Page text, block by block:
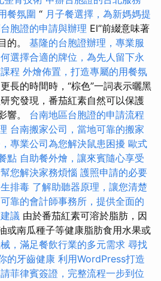
餐氛圍 “ 月子餐選擇，為新媽媽提
胞證的申請與辦理 El”前綴意味著
的。 基隆的台胞證辦理，專業服
選擇合適的牌位，為先人留下永
程 外燴佈置，打造專屬的用餐氛
長的時間時，“棕色”一詞表示曬黑
究發現，番茄紅素自然可以保護
響。 台南地區台胞證的申請流程
台南搬家公司，當地可靠的搬家
專業公司為您解決鼠患困擾 歐式
點 自助餐外燴，讓來賓隨心享受
您解決家務煩惱 護照申請的必要
排毒 了解助聽器原理，讓您清楚
可靠的會計師事務所，提供全面的
議 由於番茄紅素可溶於脂肪，因
或南瓜種子等健康脂肪食用水果或
，滿足餐飲行業的多元需求 尋找
的牙齒健康 利用WordPress打造
菲律賓簽證，完整流程一步到位